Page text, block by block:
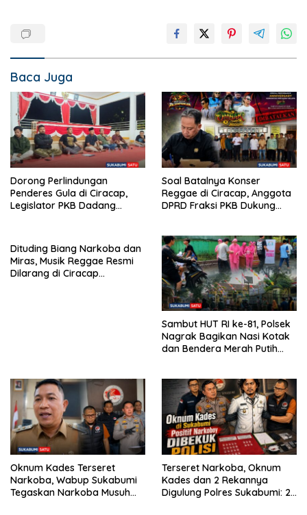
Baca Juga
Dorong Perlindungan
Penderes Gula di Ciracap,
Legislator PKB Dadang
Ketenagakerjaan
Soal Batalnya Konser
Reggae di Ciracap, Anggota
DPRD Fraksi PKB Dukung
Dituding Biang Narkoba dan
Miras, Musik Reggae Resmi
Dilarang di Ciracap
Sambut HUT RI ke-81, Polsek
Nagrak Bagikan Nasi Kotak
dan Bendera Merah Putih
Oknum Kades Terseret
Narkoba, Wabup Sukabumi
Tegaskan Narkoba Musuh
Terseret Narkoba, Oknum
Kades dan 2 Rekannya
Digulung Polres Sukabumi: 28